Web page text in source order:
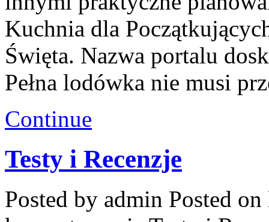
Kuchnia dla
Święta. Nazwa portalu
Pełna lodówka nie musi
Continue
Testy i Recenzje
Posted by admin Posted